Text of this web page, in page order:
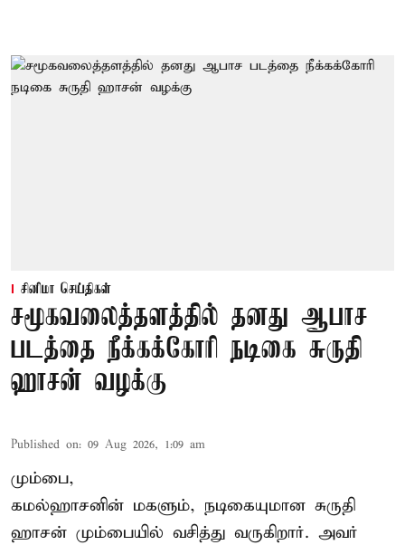
சினிமா செய்திகள்
சமூகவலைத்தளத்தில் தனது ஆபாச
படத்தை நீக்கக்கோரி நடிகை சுருதி
ஹாசன் வழக்கு
Published on: 09 Aug 2026, 1:09 am
மும்பை,
கமல்ஹாசனின் மகளும், நடிகையுமான சுருதி
ஹாசன் மும்பையில் வசித்து வருகிறார். அவர்